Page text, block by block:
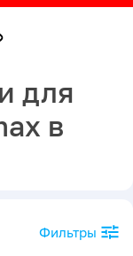
для
в
Фильтры